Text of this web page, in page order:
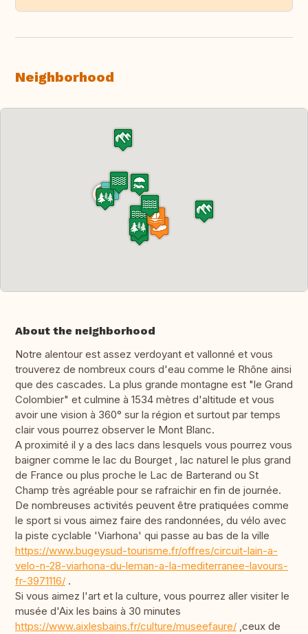
Neighborhood
About the neighborhood
Notre alentour est assez verdoyant et vallonné et vous
trouverez de nombreux cours d'eau comme le Rhône ainsi
que des cascades. La plus grande montagne est "le Grand
Colombier" et culmine à 1534 mètres d'altitude et vous
avoir une vision à 360° sur la région et surtout par temps
clair vous pourrez observer le Mont Blanc.
A proximité il y a des lacs dans lesquels vous pourrez vous
baigner comme le lac du Bourget , lac naturel le plus grand
de France ou plus proche le Lac de Barterand ou St
Champ très agréable pour se rafraichir en fin de journée.
De nombreuses activités peuvent être pratiquées comme
le sport si vous aimez faire des randonnées, du vélo avec
la piste cyclable 'Viarhona' qui passe au bas de la ville
https://www.bugeysud-tourisme.fr/offres/circuit-lain-a-
velo-n-28-viarhona-du-leman-a-la-mediterranee-lavours-
fr-3971116/ .
Si vous aimez l'art et la culture, vous pourrez aller visiter le
musée d'Aix les bains à 30 minutes
https://www.aixlesbains.fr/culture/museefaure/ ,ceux de